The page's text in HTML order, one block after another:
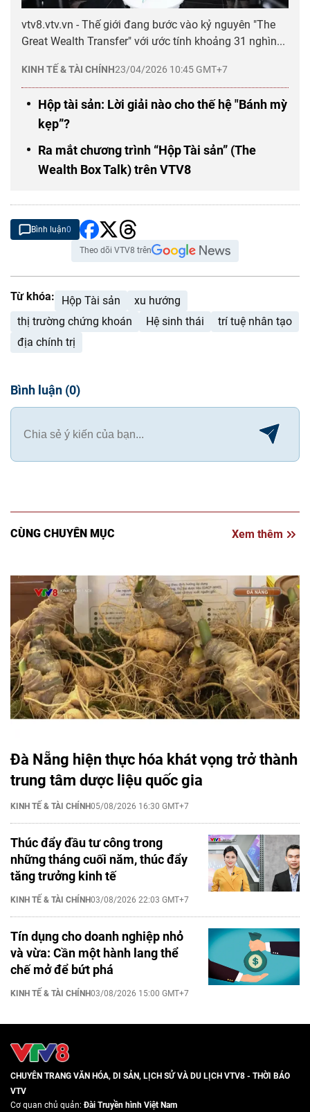
KINH TẾ & TÀI CHÍNH23/04/2026 10:45 GMT+7
vtv8.vtv.vn - Thế giới đang bước vào kỷ nguyên "The
Great Wealth Transfer" với ước tính khoảng 31 nghìn...
Hộp tài sản: Lời giải nào cho thế hệ "Bánh mỳ
kẹp”?
Ra mắt chương trình “Hộp Tài sản” (The
Wealth Box Talk) trên VTV8
Bình luận0
Theo dõi VTV8 trên
Từ khóa: Hộp Tài sản
xu hướng
thị trường chứng khoán
Hệ sinh thái
trí tuệ nhân tạo
địa chính trị
Bình luận (0)
CÙNG CHUYÊN MỤC Xem thêm
Đà Nẵng hiện thực hóa khát vọng trở thành
trung tâm dược liệu quốc gia
KINH TẾ & TÀI CHÍNH05/08/2026 16:30 GMT+7
Thúc đẩy đầu tư công trong
những tháng cuối năm, thúc đẩy
tăng trưởng kinh tế
KINH TẾ & TÀI CHÍNH03/08/2026 22:03 GMT+7
Tín dụng cho doanh nghiệp nhỏ
và vừa: Cần một hành lang thể
chế mở để bứt phá
KINH TẾ & TÀI CHÍNH03/08/2026 15:00 GMT+7
CHUYÊN TRANG VĂN HÓA, DI SẢN, LỊCH SỬ VÀ DU LỊCH VTV8 - THỜI BÁO
VTV
Cơ quan chủ quản:Đài Truyền hình Việt Nam